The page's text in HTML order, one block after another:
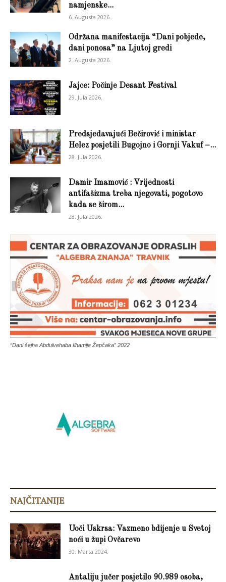
namjenske...
6. Augusta 2026.
Održana manifestacija “Dani pobjede,
dani ponosa” na Ljutoj gredi
2. Augusta 2026.
Jajce: Počinje Desant Festival
29. Jula 2026.
Predsjedavajući Bečirović i ministar
Helez posjetili Bugojno i Gornji Vakuf –...
28. Jula 2026.
Damir Imamović : Vrijednosti
antifašizma treba njegovati, pogotovo
kada se širom...
28. Jula 2026.
“Dani šejha Abdulvehaba Ilhamije Žepčaka” 2022
NAJČITANIJE
Uoči Uskrsa: Vazmeno bdijenje u Svetoj
noći u župi Ovčarevo
30. Marta 2024.
Antaliju jučer posjetilo 90.989 osoba,